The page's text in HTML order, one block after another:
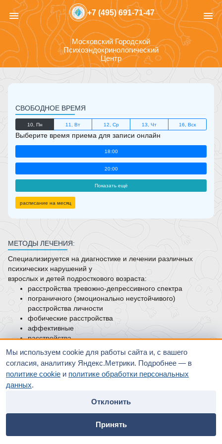
Мы используем cookie для работы сайта и, с вашего
согласия, аналитику Яндекс.Метрики. Подробнее — в
политике cookie и политике обработки персональных
данных.
Отклонить
Принять
menu +7 (495) 691-71-47 menu
Московский Городской
Психоэндокринологический
Центр
СВОБОДНОЕ ВРЕМЯ
10, Пн 11, Вт 12, Ср 13, Чт 16, Вск
Выберите время приема для записи онлайн
18:00
20:00
Показать ещё
расписание на месяц
МЕТОДЫ ЛЕЧЕНИЯ:
Специализируется на диагностике и лечении различных
психических нарушений у
взрослых и детей подросткового возраста:
расстройства тревожно-депрессивного спектра
пограничного (эмоционально неустойчивого)
расстройства личности
фобические расстройства
аффективные
расстройства,
шизофренического спектра
нарушения поведения.
ОБРАЗОВАНИЕ:
Российский национальный исследовательский
специальности педиатрия.
и наркологии им. В.П.Сербского, по
специальности психиатрия.